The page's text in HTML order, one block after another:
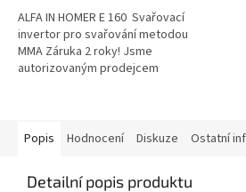
hvězdiček.
ALFA IN HOMER E 160 Svařovací
invertor pro svařování metodou
MMA Záruka 2 roky! Jsme
autorizovaným prodejcem
Popis Hodnocení Diskuze Ostatní
Detailní popis produktu